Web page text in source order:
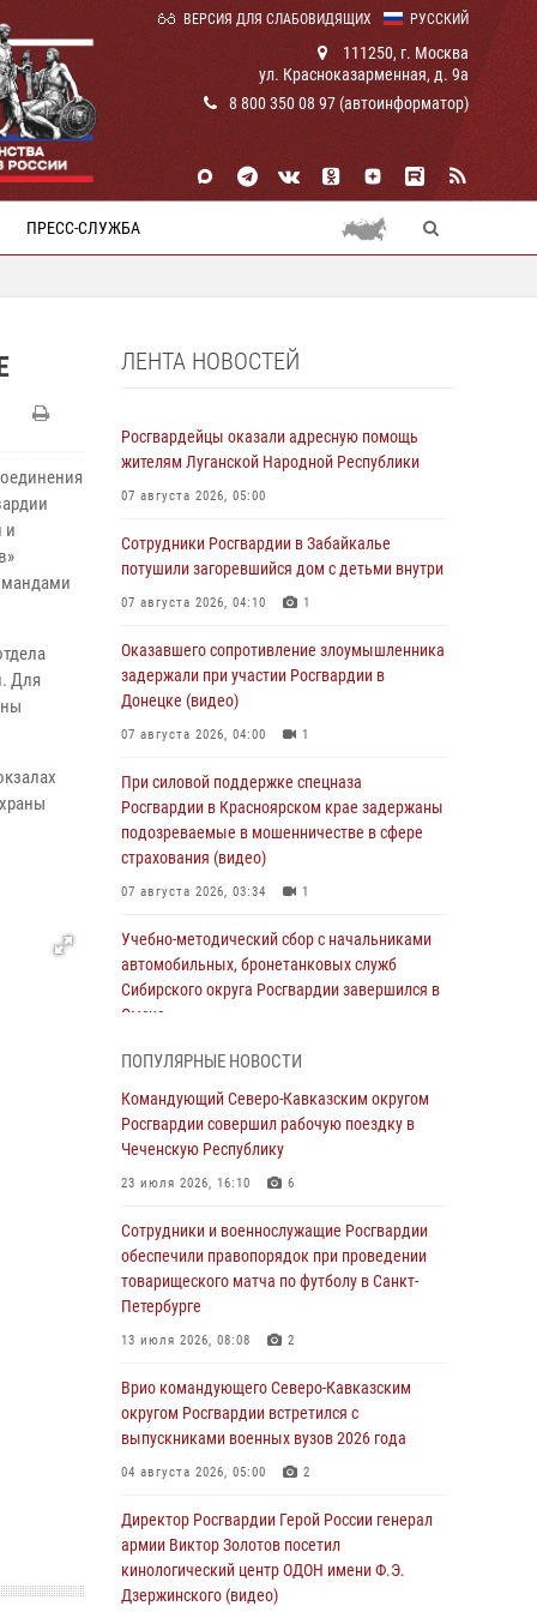
РУССКИЙ
ВЕРСИЯ ДЛЯ СЛАБОВИДЯЩИХ
111250, г. Москва
ул. Красноказарменная, д. 9а
8 800 350 08 97 (автоинформатор)
ПРЕСС-СЛУЖБА
и
Для
ЛЕНТА НОВОСТЕЙ
Росгвардейцы оказали адресную помощь
жителям Луганской Народной Республики
07 августа 2026, 05:00
Сотрудники Росгвардии в Забайкалье
потушили загоревшийся дом с детьми внутри
07 августа 2026, 04:10 1
Оказавшего сопротивление злоумышленника
задержали при участии Росгвардии в
Донецке (видео)
07 августа 2026, 04:00 1
При силовой поддержке спецназа
Росгвардии в Красноярском крае задержаны
подозреваемые в мошенничестве в сфере
страхования (видео)
07 августа 2026, 03:34 1
Учебно-методический сбор с начальниками
автомобильных, бронетанковых служб
Сибирского округа Росгвардии завершился в
Омске
Генерал-полковник Олег Плохой поздравил
специалистов организационно-штатных
подразделений Росгвардии с
профессиональным праздником
В Нижнем Новгороде состоялось
Всероссийское совещание-семинар по
вопросам развития вневедомственной
охраны Росгвардии (видео)
В Брянске сотрудники и военнослужащие
Росгвардии почтили память Героя России
В кинологическом центре Уральского округа
Росгвардии почтили память товарищей,
погибших при исполнении воинского долга
ПОПУЛЯРНЫЕ НОВОСТИ
Командующий Северо-Кавказским округом
Росгвардии совершил рабочую поездку в
Чеченскую Республику
23 июля 2026, 16:10 6
Сотрудники и военнослужащие Росгвардии
обеспечили правопорядок при проведении
товарищеского матча по футболу в Санкт-
Петербурге
13 июля 2026, 08:08 2
Врио командующего Северо-Кавказским
округом Росгвардии встретился с
выпускниками военных вузов 2026 года
04 августа 2026, 05:00 2
Директор Росгвардии Герой России генерал
армии Виктор Золотов посетил
кинологический центр ОДОН имени Ф.Э.
Дзержинского (видео)